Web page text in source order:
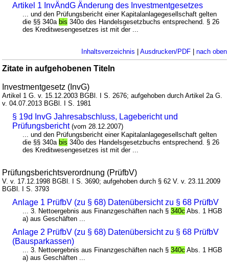
Artikel 1 InvÄndG Änderung des Investmentgesetzes
... und den Prüfungsbericht einer Kapitalanlagegesellschaft gelten
die §§ 340abis 340o des Handelsgesetzbuchs entsprechend. § 26
des Kreditwesengesetzes ist mit der ...
Inhaltsverzeichnis | Ausdrucken/PDF| nach oben
Zitate in aufgehobenen Titeln
Investmentgesetz (InvG)
Artikel 1 G. v. 15.12.2003 BGBl. I S. 2676; aufgehoben durch Artikel 2a G.
v. 04.07.2013 BGBl. I S. 1981
§ 19d InvG Jahresabschluss, Lagebericht und
Prüfungsbericht (vom 28.12.2007)
... und den Prüfungsbericht einer Kapitalanlagegesellschaft gelten
die §§ 340abis 340o des Handelsgesetzbuchs entsprechend. § 26
des Kreditwesengesetzes ist mit der ...
Prüfungsberichtsverordnung (PrüfbV)
V. v. 17.12.1998 BGBl. I S. 3690; aufgehoben durch § 62 V. v. 23.11.2009
BGBl. I S. 3793
Anlage 1 PrüfbV (zu § 68) Datenübersicht zu § 68 PrüfbV
... 3. Nettoergebnis aus Finanzgeschäften nach §340c Abs. 1 HGB
a) aus Geschäften ...
Anlage 2 PrüfbV (zu § 68) Datenübersicht zu § 68 PrüfbV
(Bausparkassen)
... 3. Nettoergebnis aus Finanzgeschäften nach §340c Abs. 1 HGB
a) aus Geschäften ...